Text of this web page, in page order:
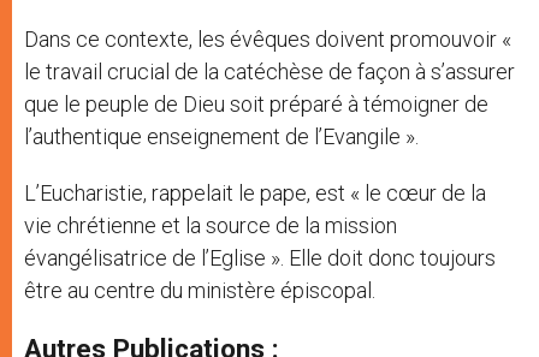
Dans ce contexte, les évêques doivent promouvoir «
le travail crucial de la catéchèse de façon à s’assurer
que le peuple de Dieu soit préparé à témoigner de
l’authentique enseignement de l’Evangile ».
L’Eucharistie, rappelait le pape, est « le cœur de la
vie chrétienne et la source de la mission
évangélisatrice de l’Eglise ». Elle doit donc toujours
être au centre du ministère épiscopal.
Autres Publications :